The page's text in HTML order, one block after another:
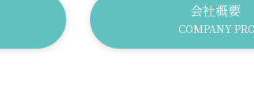
会社概要
COMPANY